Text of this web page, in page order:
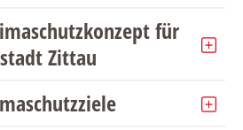
für
Zittau